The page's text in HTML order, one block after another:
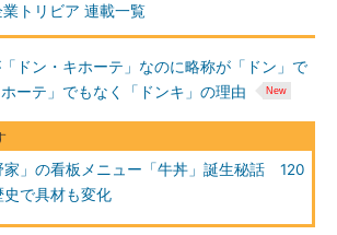
トリビア 連載一覧
ドン・キホーテ」なのに略称が「ドン」で
ーテ」でもなく「ドンキ」の理由
家」の看板メニュー「牛丼」誕生秘話 120
史で具材も変化